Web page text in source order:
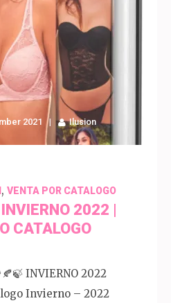
2021 Ilusion
, VENTA POR CATALOGO
2022 |
CATALOGO
INVIERNO 2022
Invierno – 2022